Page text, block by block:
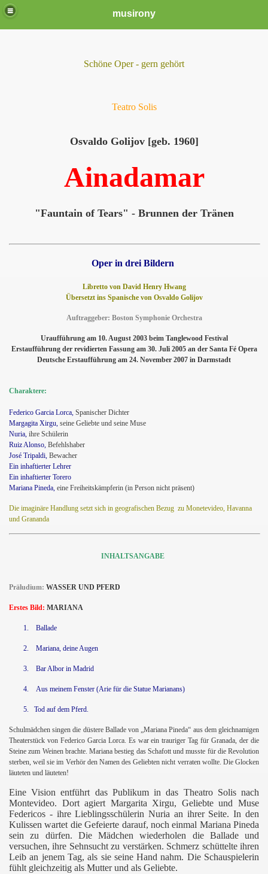
musirony
Schöne Oper - gern gehört
Teatro Solis
Osvaldo Golijov [geb. 1960]
Ainadamar
"Fauntain of Tears" - Brunnen der Tränen
Oper in drei Bildern
Libretto von David Henry Hwang
Übersetzt ins Spanische von Osvaldo Golijov
Auftraggeber: Boston Symphonie Orchestra
Uraufführung am 10. August 2003 beim Tanglewood Festival
Erstaufführung der revidierten Fassung am 30. Juli 2005 an der Santa Fé Opera
Deutsche Erstaufführung am 24. November 2007 in Darmstadt
Charaktere:
Federico Garcia Lorca, Spanischer Dichter
Margagita Xirgu, seine Geliebte und seine Muse
Nuria, ihre Schülerin
Ruiz Alonso, Befehlshaber
José Tripaldi, Bewacher
Ein inhaftierter Lehrer
Ein inhaftierter Torero
Mariana Pineda, eine Freiheitskämpferin (in Person nicht präsent)
Die imaginäre Handlung setzt sich in geografischen Bezug zu Monetevideo, Havanna
und Grananda
INHALTSANGABE
Präludium: WASSER UND PFERD
Erstes Bild: MARIANA
1. Ballade
2. Mariana, deine Augen
3. Bar Albor in Madrid
4. Aus meinem Fenster (Arie für die Statue Marianans)
5. Tod auf dem Pferd.
Schulmädchen singen die düstere Ballade von „Mariana Pineda“ aus dem gleichnamigen
Theaterstück von Federico Garcia Lorca. Es war ein trauriger Tag für Granada, der die
Steine zum Weinen brachte. Mariana bestieg das Schafott und musste für die Revolution
sterben, weil sie im Verhör den Namen des Geliebten nicht verraten wollte. Die Glocken
läuteten und läuteten!
Eine Vision entführt das Publikum in das Theatro Solis nach
Montevideo. Dort agiert Margarita Xirgu, Geliebte und Muse
Federicos - ihre Lieblingsschülerin Nuria an ihrer Seite. In den
Kulissen wartet die Gefeierte darauf, noch einmal Mariana Pineda
sein zu dürfen. Die Mädchen wiederholen die Ballade und
versuchen, ihre Sehnsucht zu verstärken. Schmerz schüttelte ihren
Leib an jenem Tag, als sie seine Hand nahm. Die Schauspielerin
fühlt gleichzeitig als Mutter und als Geliebte.